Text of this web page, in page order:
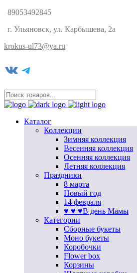
89053492845
г. Ульяновск, ул. Карбышева, 2а
krokus-ul73@ya.ru
VK Telegram
Каталог
Коллекции
Зимняя коллекция
Весенняя коллекция
Осенняя коллекция
Летняя коллекция
Праздники
8 марта
Новый год
14 февраля
♥ ♥ ♥В день Мамы
Категории
Сборные букеты
Моно букеты
Коробочки
Flower box
Корзины